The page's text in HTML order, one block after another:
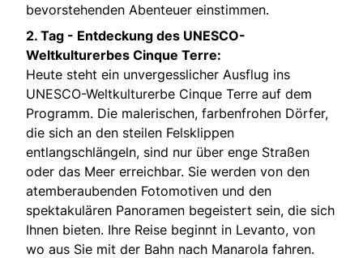
bevorstehenden Abenteuer einstimmen.
2. Tag - Entdeckung des UNESCO-
Weltkulturerbes Cinque Terre:
Heute steht ein unvergesslicher Ausflug ins
UNESCO-Weltkulturerbe Cinque Terre auf dem
Programm. Die malerischen, farbenfrohen Dörfer,
die sich an den steilen Felsklippen
entlangschlängeln, sind nur über enge Straßen
oder das Meer erreichbar. Sie werden von den
atemberaubenden Fotomotiven und den
spektakulären Panoramen begeistert sein, die sich
Ihnen bieten. Ihre Reise beginnt in Levanto, von
wo aus Sie mit der Bahn nach Manarola fahren.